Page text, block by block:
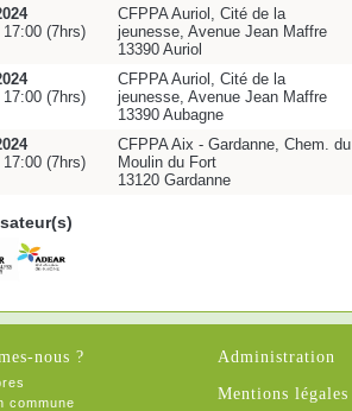
(7hrs)
CFPPA Auriol, Cité de la
jeunesse, Avenue Jean Maffre
13390 Auriol
(7hrs)
CFPPA Auriol, Cité de la
jeunesse, Avenue Jean Maffre
13390 Aubagne
(7hrs)
CFPPA Aix - Gardanne, Chem. du
Moulin du Fort
13120 Gardanne
nous ?
commune
Administration
Mentions légales